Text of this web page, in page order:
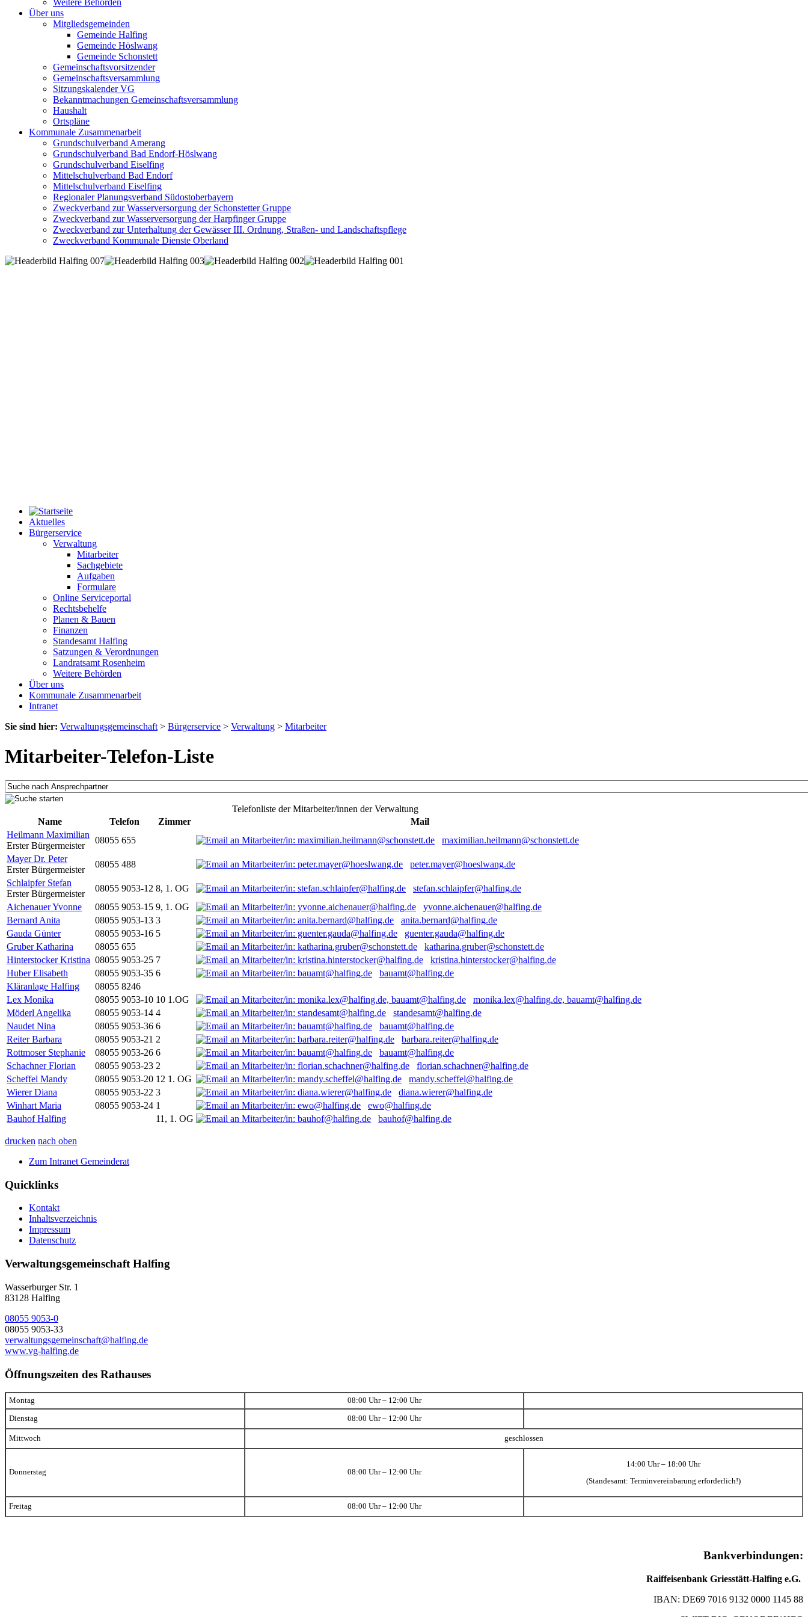
Weitere Behörden
Über uns
Mitgliedsgemeinden
Gemeinde Halfing
Gemeinde Höslwang
Gemeinde Schonstett
Gemeinschaftsvorsitzender
Gemeinschaftsversammlung
Sitzungskalender VG
Bekanntmachungen Gemeinschaftsversammlung
Haushalt
Ortspläne
Kommunale Zusammenarbeit
Grundschulverband Amerang
Grundschulverband Bad Endorf-Höslwang
Grundschulverband Eiselfing
Mittelschulverband Bad Endorf
Mittelschulverband Eiselfing
Regionaler Planungsverband Südostoberbayern
Zweckverband zur Wasserversorgung der Schonstetter Gruppe
Zweckverband zur Wasserversorgung der Harpfinger Gruppe
Zweckverband zur Unterhaltung der Gewässer III. Ordnung, Straßen- und Landschaftspflege
Zweckverband Kommunale Dienste Oberland
Aktuelles
Bürgerservice
Verwaltung
Mitarbeiter
Sachgebiete
Aufgaben
Formulare
Online Serviceportal
Rechtsbehelfe
Planen & Bauen
Finanzen
Standesamt Halfing
Satzungen & Verordnungen
Landratsamt Rosenheim
Weitere Behörden
Über uns
Kommunale Zusammenarbeit
Intranet
Sie sind hier: Verwaltungsgemeinschaft > Bürgerservice > Verwaltung > Mitarbeiter
Mitarbeiter-Telefon-Liste
Telefonliste der Mitarbeiter/innen der Verwaltung
Name
Telefon Zimmer
Mail
Heilmann Maximilian
Erster Bürgermeister
08055 655
maximilian.heilmann@schonstett.de
Mayer Dr. Peter
Erster Bürgermeister
08055 488
peter.mayer@hoeslwang.de
Schlaipfer Stefan
Erster Bürgermeister
08055 9053-12 8, 1. OG
stefan.schlaipfer@halfing.de
Aichenauer Yvonne
08055 9053-15 9, 1. OG
yvonne.aichenauer@halfing.de
Bernard Anita
08055 9053-13 3
anita.bernard@halfing.de
Gauda Günter
08055 9053-16 5
guenter.gauda@halfing.de
Gruber Katharina
08055 655
katharina.gruber@schonstett.de
Hinterstocker Kristina 08055 9053-25 7
kristina.hinterstocker@halfing.de
Huber Elisabeth
08055 9053-35 6
bauamt@halfing.de
Kläranlage Halfing
08055 8246
Lex Monika
08055 9053-10 10 1.OG
monika.lex@halfing.de, bauamt@halfing.de
Möderl Angelika
08055 9053-14 4
standesamt@halfing.de
Naudet Nina
08055 9053-36 6
bauamt@halfing.de
Reiter Barbara
08055 9053-21 2
barbara.reiter@halfing.de
Rottmoser Stephanie
08055 9053-26 6
bauamt@halfing.de
Schachner Florian
08055 9053-23 2
florian.schachner@halfing.de
Scheffel Mandy
08055 9053-20 12 1. OG
mandy.scheffel@halfing.de
Wierer Diana
08055 9053-22 3
diana.wierer@halfing.de
Winhart Maria
08055 9053-24 1
ewo@halfing.de
Bauhof Halfing
11, 1. OG bauhof@halfing.de
drucken nach oben
Zum Intranet Gemeinderat
Quicklinks
Kontakt
Inhaltsverzeichnis
Impressum
Datenschutz
Verwaltungsgemeinschaft Halfing
Wasserburger Str. 1
83128 Halfing
08055 9053-0
08055 9053-33
verwaltungsgemeinschaft@halfing.de
www.vg-halfing.de
Öffnungszeiten des Rathauses
Montag 08:00 Uhr – 12:00 Uhr
Dienstag 08:00 Uhr – 12:00 Uhr
Mittwoch geschlossen
Donnerstag 08:00 Uhr – 12:00 Uhr
14:00 Uhr – 18:00 Uhr
(Standesamt: Terminvereinbarung erforderlich!)
Freitag 08:00 Uhr – 12:00 Uhr
Bankverbindungen:
Raiffeisenbank Griesstätt-Halfing e.G.
IBAN: DE69 7016 9132 0000 1145 88